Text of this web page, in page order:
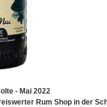
- Mai 2022
Rum Shop in der